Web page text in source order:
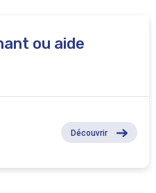
ou aide
Découvrir